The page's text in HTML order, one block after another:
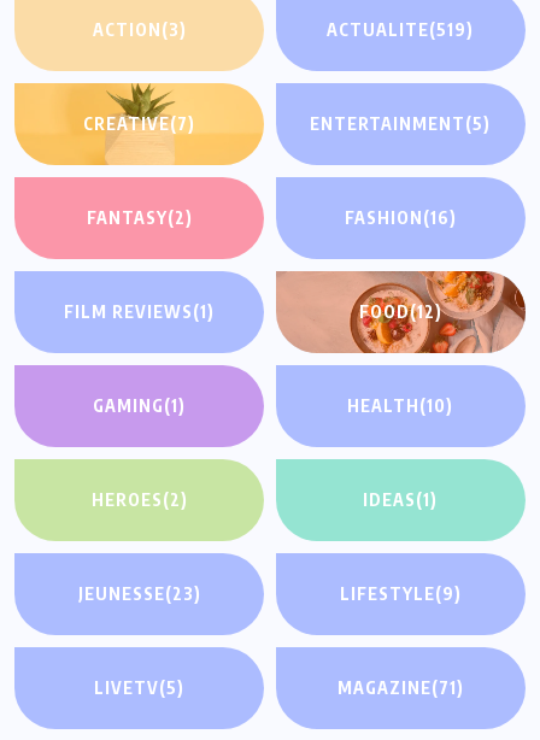
ACTION(3) ACTUALITE(519)
CREATIVE(7) ENTERTAINMENT(5)
FANTASY(2) FASHION(16)
FILM REVIEWS(1) FOOD(12)
GAMING(1) HEALTH(10)
HEROES(2) IDEAS(1)
JEUNESSE(23) LIFESTYLE(9)
LIVETV(5) MAGAZINE(71)